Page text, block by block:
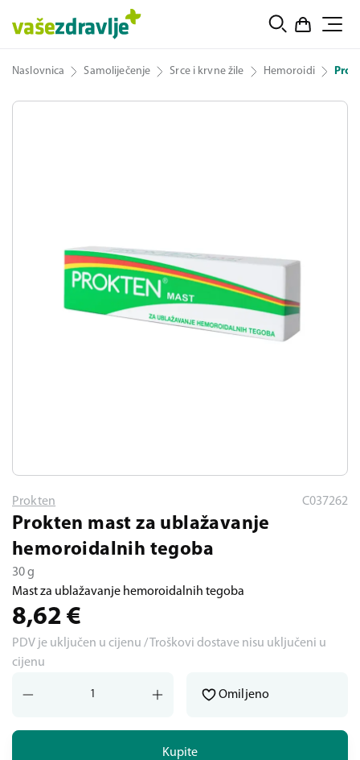
Naslovnica Samoliječenje Srce i krvne žile Hemoroidi
Prokten C037262
Prokten mast za ublažavanje
hemoroidalnih tegoba
30 g
Mast za ublažavanje hemoroidalnih tegoba
8,62 €
PDV je uključen u cijenu / Troškovi dostave nisu uključeni u
cijenu
Kupite
Omiljeno